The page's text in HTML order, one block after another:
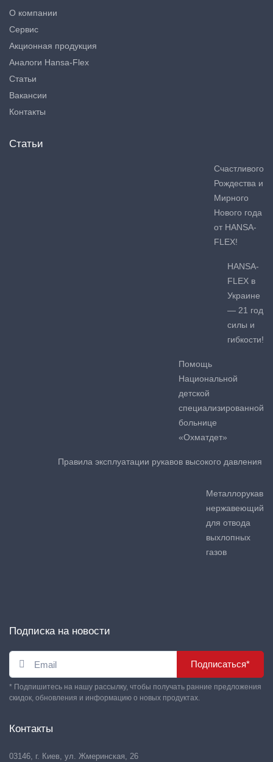
О компании
Сервис
Акционная продукция
Аналоги Hansa-Flex
Статьи
Вакансии
Контакты
Статьи
Счастливого
Рождества и
Мирного
Нового года
от HANSA-
FLEX!
HANSA-
FLEX в
Украине
— 21 год
силы и
гибкости!
Помощь
Национальной
детской
специализированной
больнице
«Охматдет»
Правила эксплуатации рукавов высокого давления
Металлорукав
нержавеющий
для отвода
выхлопных
газов
Подписка на новости
Подписаться*
* Подпишитесь на нашу рассылку, чтобы получать ранние предложения
скидок, обновления и информацию о новых продуктах.
Контакты
03146, г. Киев, ул. Жмеринская, 26